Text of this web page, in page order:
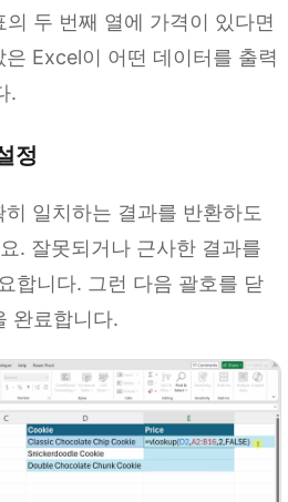
두 번째 열에 가격이 있다면
Excel이 어떤 데이터를 출력
.
정
일치하는 결과를 반환하도
. 잘못되거나 근사한 결과를
합니다. 그런 다음 괄호를 닫
완료합니다.